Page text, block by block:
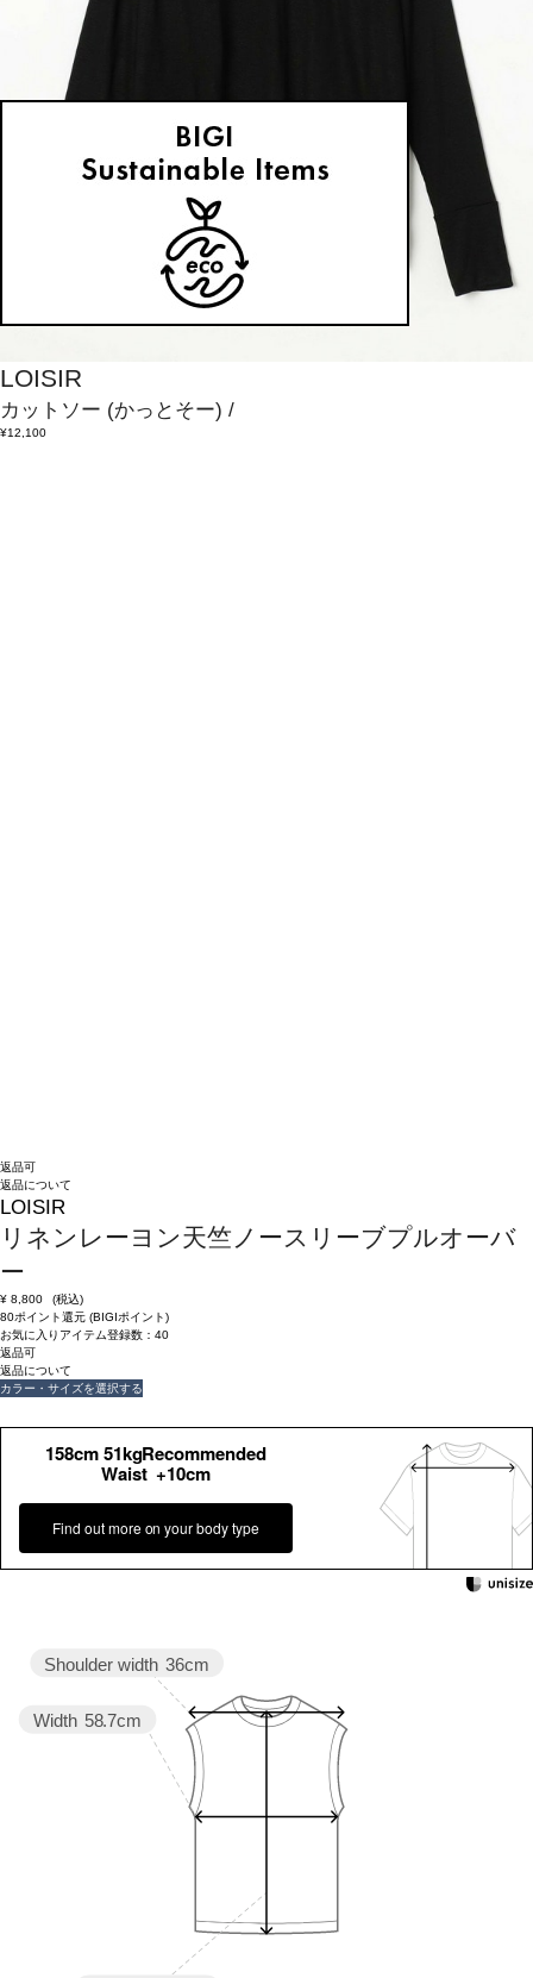
LOISIR
カットソー (かっとそー) /
¥12,100
返品可
返品について
LOISIR
リネンレーヨン天竺ノースリーブプルオーバ
ー
¥ 8,800
(税込)
80ポイント還元 (BIGIポイント)
お気に入りアイテム登録数： 40
返品可
返品について
カラー・サイズを選択する
158cm 51kgRecommended
Waist +10cm
Find out more on your body type
Width 58.7cm
Shoulder width 36cm